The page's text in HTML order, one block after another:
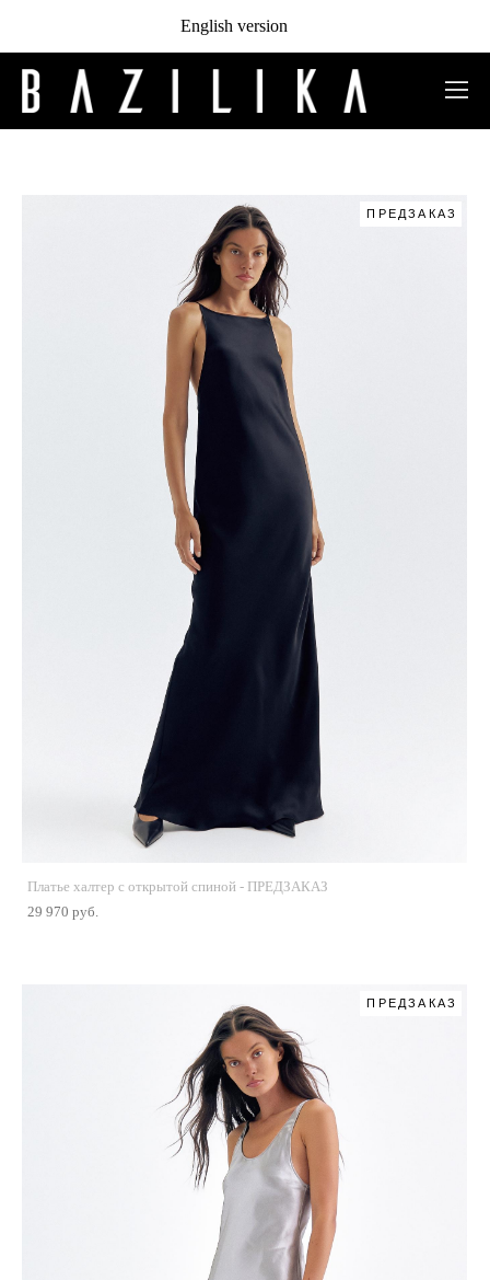
English version
ПРЕДЗАКАЗ
Платье халтер с открытой спиной - ПРЕДЗАКАЗ
29 970 pуб.
ПРЕДЗАКАЗ